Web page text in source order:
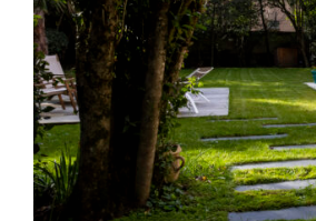
Architecture
villa dans le quartier du
Architecture,Extensions